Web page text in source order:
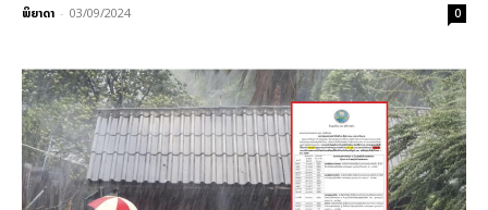
ພິຍາດາ - 03/09/2024 0